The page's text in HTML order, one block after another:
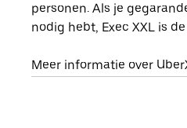
personen. Als je
nodig hebt, Exec XXL is
Meer informatie over